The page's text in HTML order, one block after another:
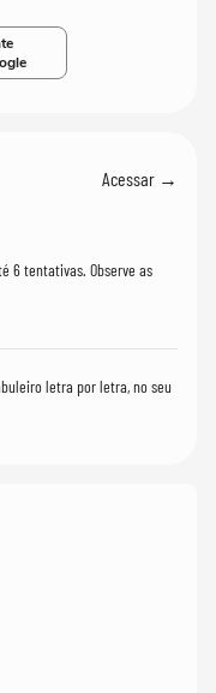
Acessar →
6 tentativas. Observe as
letra por letra, no seu